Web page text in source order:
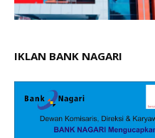
IKLAN BANK NAGARI